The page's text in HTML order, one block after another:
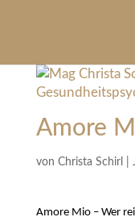
Amore
von Christa Schirl
Amore Mio – Wer